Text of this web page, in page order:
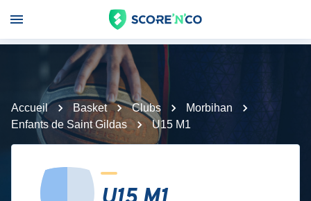
Accueil Basket Clubs
Morbihan
Enfants de Saint Gildas
U15 M1